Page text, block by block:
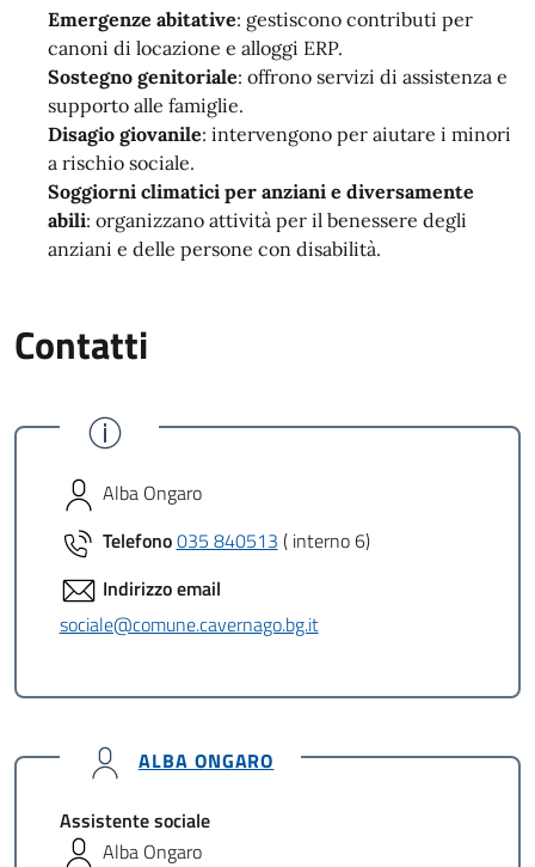
Emergenze abitative: gestiscono contributi per
canoni di locazione e alloggi ERP.
Sostegno genitoriale: offrono servizi di assistenza e
supporto alle famiglie.
Disagio giovanile: intervengono per aiutare i minori
a rischio sociale.
Soggiorni climatici per anziani e diversamente
abili: organizzano attività per il benessere degli
anziani e delle persone con disabilità.
Contatti
Alba Ongaro
Telefono035 840513 ( interno 6)
Indirizzo email
sociale@comune.cavernago.bg.it
ALBA ONGARO
Assistente sociale
Alba Ongaro